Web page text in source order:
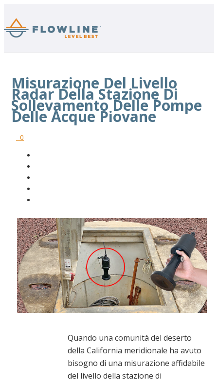
Misurazione Del Livello
Radar Della Stazione Di
Sollevamento Delle Pompe
Delle Acque Piovane
0
Quando una comunità del deserto
della California meridionale ha avuto
bisogno di una misurazione affidabile
del livello della stazione di